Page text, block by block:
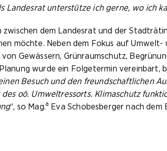
Landesrat unterstütze ich gerne, wo ich
zwischen dem Landesrat und der
möchte. Neben dem Fokus auf
Gewässern, Grünraumschutz,
wurde ein Folgetermin vereinbart,
Besuch und den freundschaftlichen
oö. Umweltressorts. Klimaschutz
“, so Mag.a Eva Schobesberger nach dem